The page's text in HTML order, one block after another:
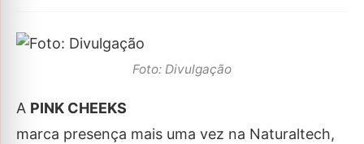
Foto: Divulgação
A PINK CHEEKS
marca presença mais uma vez na Naturaltech,